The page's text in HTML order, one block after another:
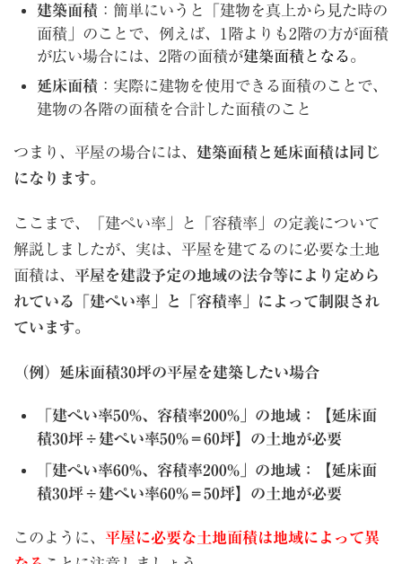
建築面積 ：簡単にいうと「建物を真上から見た時の
面積」のことで、例えば、1階よりも2階の方が面積
が広い場合には、2階の面積が建築面積となる。
延床面積 ：実際に建物を使用できる面積のことで、
建物の各階の面積を合計した面積のこと
つまり、平屋の場合には、 建築面積と延床面積は同じ
になります。
ここまで、「建ぺい率」と「容積率」の定義について
解説しましたが、実は、平屋を建てるのに必要な土地
面積は、 平屋を建設予定の地域の法令等により定めら
れている「建ぺい率」と「容積率」によって制限され
ています。
（例）延床面積30坪の平屋を建築したい場合
「建ぺい率50%、容積率200%」の地域：【延床面
積30坪÷建ぺい率50%＝60坪】の土地が必要
「建ぺい率60%、容積率200%」の地域：【延床面
積30坪÷建ぺい率60%＝50坪】の土地が必要
このように、 平屋に必要な土地面積は地域によって異